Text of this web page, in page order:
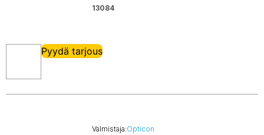
13084
Pyydä tarjous
Valmistaja:Opticon